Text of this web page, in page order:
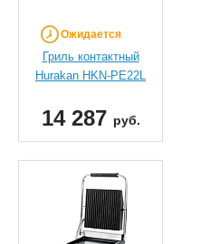
Ожидается
Гриль контактный
Hurakan HKN-PE22L
14 287 руб.